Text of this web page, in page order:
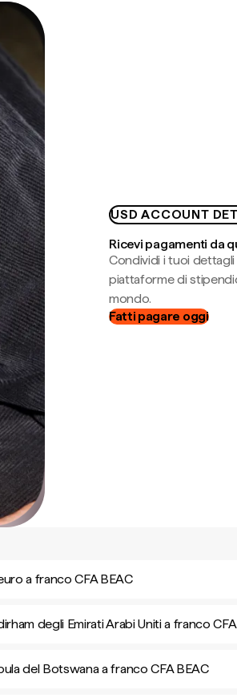
USD ACCOUNT
Ricevi pagamenti da
Condividi i tuoi dettagli
piattaforme di
mondo.
Fatti pagare oggi
a franco CFA BEAC
degli Emirati Arabi Uniti a franco
del Botswana a franco CFA BEAC